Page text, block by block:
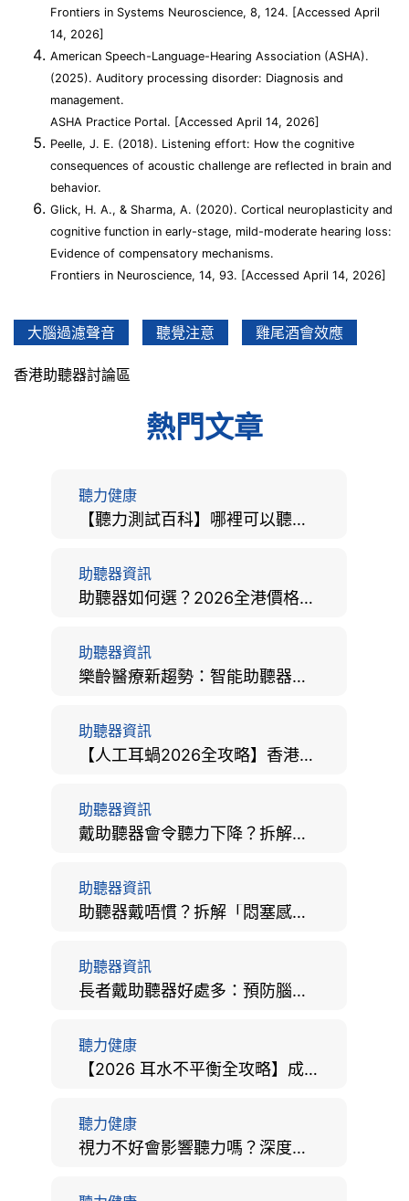
Frontiers in Systems Neuroscience, 8, 124. [Accessed April
14, 2026]
American Speech-Language-Hearing Association (ASHA).
(2025). Auditory processing disorder: Diagnosis and
management.
ASHA Practice Portal. [Accessed April 14, 2026]
Peelle, J. E. (2018). Listening effort: How the cognitive
consequences of acoustic challenge are reflected in brain and
behavior.
Glick, H. A., & Sharma, A. (2020). Cortical neuroplasticity and
cognitive function in early-stage, mild-moderate hearing loss:
Evidence of compensatory mechanisms.
Frontiers in Neuroscience, 14, 93. [Accessed April 14, 2026]
大腦過濾聲音 聽覺注意 雞尾酒會效應
香港助聽器討論區
熱門文章
聽力健康
【聽力測試百科】哪裡可以聽力檢查？費用、標準、流程、在家聽力檢測與iPhone測試全攻略
助聽器資訊
助聽器如何選？2026全港價格比較、款式分析及老人選購全攻略
助聽器資訊
樂齡醫療新趨勢：智能助聽器結合 AI 眼底相機，如何全方位守護長者健康？
助聽器資訊
【人工耳蝸2026全攻略】香港手術費用、原理與副作用評估！
助聽器資訊
戴助聽器會令聽力下降？拆解越戴越聾迷思與聽覺剝奪真相
助聽器資訊
助聽器戴唔慣？拆解「悶塞感」成因、堵耳效應與 4 週適應期全攻略
助聽器資訊
長者戴助聽器好處多：預防腦退化、9大誤區破解及家屬陪伴全手冊
聽力健康
【2026 耳水不平衡全攻略】成因、病徵、治療及改善方法
聽力健康
視力不好會影響聽力嗎？深度拆解大腦「眼耳並用」的科學秘密